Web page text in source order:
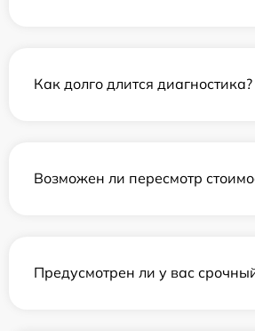
Как долго длится диагностика?
Возможен ли пересмотр
Предусмотрен ли у вас